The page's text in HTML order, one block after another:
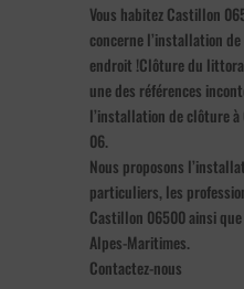
Vous habitez Castillon
concerne l’installation
endroit !Clôture du
une des références
l’installation de clôture
06.
Nous proposons
particuliers, les
Castillon 06500 ainsi
Alpes-Maritimes.
Contactez-nous